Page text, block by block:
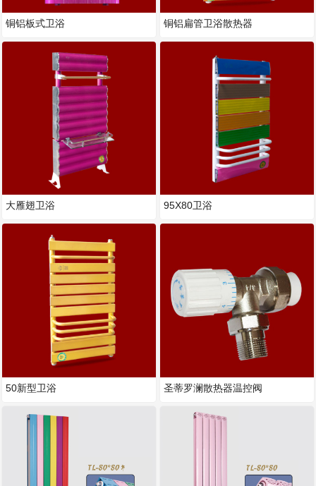
铜铝板式卫浴
大雁翅卫浴
50新型卫浴
铜铝扁管卫浴散热器
95X80卫浴
圣蒂罗澜散热器温控阀